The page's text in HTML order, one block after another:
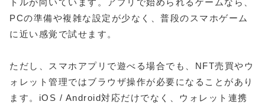
トルが向いています。アプリで始められるゲームなら、
PCの準備や複雑な設定が少なく、普段のスマホゲーム
に近い感覚で試せます。
ただし、スマホアプリで遊べる場合でも、NFT売買やウ
ォレット管理ではブラウザ操作が必要になることがあり
ます。iOS / Android対応だけでなく、ウォレット連携